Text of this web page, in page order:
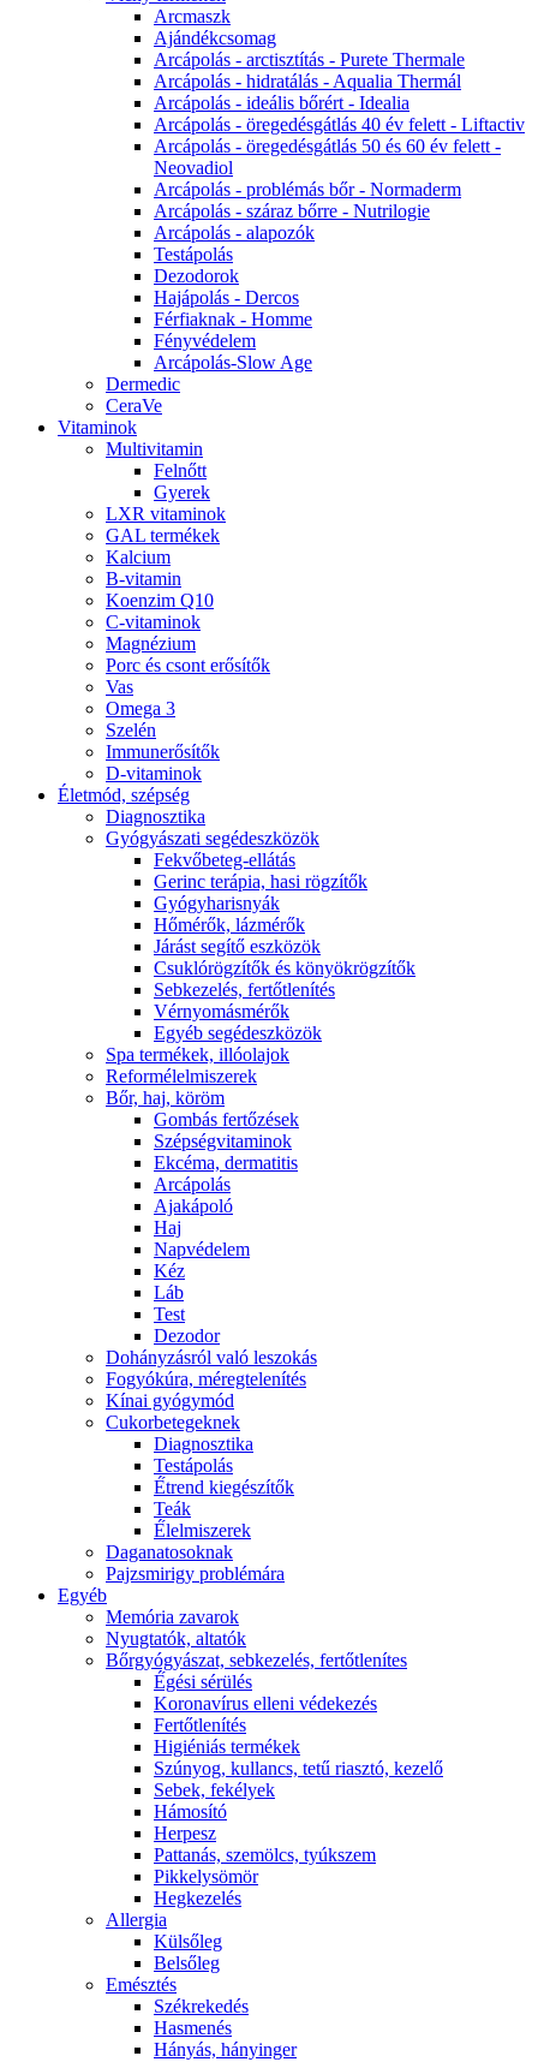
Arcmaszk
Ajándékcsomag
Arcápolás - arctisztítás - Purete Thermale
Arcápolás - hidratálás - Aqualia Thermál
Arcápolás - ideális bőrért - Idealia
Arcápolás - öregedésgátlás 40 év felett - Liftactiv
Arcápolás - öregedésgátlás 50 és 60 év felett -
Neovadiol
Arcápolás - problémás bőr - Normaderm
Arcápolás - száraz bőrre - Nutrilogie
Arcápolás - alapozók
Testápolás
Dezodorok
Hajápolás - Dercos
Férfiaknak - Homme
Fényvédelem
Arcápolás-Slow Age
Dermedic
CeraVe
Vitaminok
Multivitamin
Felnőtt
Gyerek
LXR vitaminok
GAL termékek
Kalcium
B-vitamin
Koenzim Q10
C-vitaminok
Magnézium
Porc és csont erősítők
Vas
Omega 3
Szelén
Immunerősítők
D-vitaminok
Életmód, szépség
Diagnosztika
Gyógyászati segédeszközök
Fekvőbeteg-ellátás
Gerinc terápia, hasi rögzítők
Gyógyharisnyák
Hőmérők, lázmérők
Járást segítő eszközök
Csuklórögzítők és könyökrögzítők
Sebkezelés, fertőtlenítés
Vérnyomásmérők
Egyéb segédeszközök
Spa termékek, illóolajok
Reformélelmiszerek
Bőr, haj, köröm
Gombás fertőzések
Szépségvitaminok
Ekcéma, dermatitis
Arcápolás
Ajakápoló
Haj
Napvédelem
Kéz
Láb
Test
Dezodor
Dohányzásról való leszokás
Fogyókúra, méregtelenítés
Kínai gyógymód
Cukorbetegeknek
Diagnosztika
Testápolás
É́trend kiegészítők
Teák
É́lelmiszerek
Daganatosoknak
Pajzsmirigy problémára
Egyéb
Memória zavarok
Nyugtatók, altatók
Bőrgyógyászat, sebkezelés, fertőtlenítes
É́gési sérülés
Koronavírus elleni védekezés
Fertőtlenítés
Higiéniás termékek
Szúnyog, kullancs, tetű riasztó, kezelő
Sebek, fekélyek
Hámosító
Herpesz
Pattanás, szemölcs, tyúkszem
Pikkelysömör
Hegkezelés
Allergia
Külsőleg
Belsőleg
Emésztés
Székrekedés
Hasmenés
Hányás, hányinger